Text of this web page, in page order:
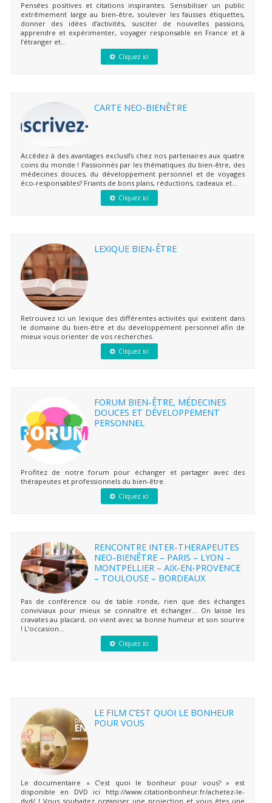
Pensées positives et citations inspirantes. Sensibiliser un public
extrêmement large au bien-être, soulever les fausses étiquettes,
donner des idées d’activités, susciter de nouvelles passions,
apprendre et expérimenter, voyager responsable en France et à
l’étranger et...
Cliquez ici
CARTE NEO-BIENÊTRE
Accédez à des avantages exclusifs chez nos partenaires aux quatre
coins du monde ! Passionnés par les thématiques du bien-être, des
médecines douces, du développement personnel et de voyages
éco-responsables? Friants de bons plans, réductions, cadeaux et...
Cliquez ici
LEXIQUE BIEN-ÊTRE
Retrouvez ici un lexique des différentes activités qui existent dans
le domaine du bien-être et du développement personnel afin de
mieux vous orienter de vos recherches.
Cliquez ici
FORUM BIEN-ÊTRE, MÉDECINES
DOUCES ET DÉVELOPPEMENT
PERSONNEL
Profitez de notre forum pour échanger et partager avec des
thérapeutes et professionnels du bien-être.
Cliquez ici
RENCONTRE INTER-THERAPEUTES
NEO-BIENÊTRE – PARIS – LYON –
MONTPELLIER – AIX-EN-PROVENCE
– TOULOUSE – BORDEAUX
Pas de conférence ou de table ronde, rien que des échanges
conviviaux pour mieux se connaître et échanger… On laisse les
cravates au placard, on vient avec sa bonne humeur et son sourire
! L’occasion...
Cliquez ici
LE FILM C’EST QUOI LE BONHEUR
POUR VOUS
Le documentaire « C’est quoi le bonheur pour vous? » est
disponible en DVD ici http://www.citationbonheur.fr/achetez-le-
dvd/ ! Vous souhaitez organiser une projection et vous êtes une